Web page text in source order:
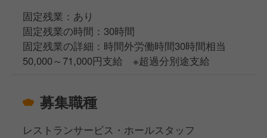
固定残業：あり
固定残業の時間：30時間
固定残業の詳細：時間外労働時間30時間相当
50,000～71,000円支給 ※超過分別途支給
募集職種
レストランサービス・ホールスタッフ